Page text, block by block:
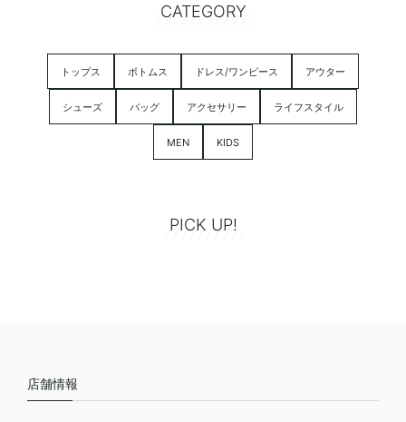
CATEGORY
トップス ボトムス ドレス/ワンピース アウター
シューズ バッグ アクセサリー ライフスタイル
MEN KIDS
PICK UP!
店舗情報